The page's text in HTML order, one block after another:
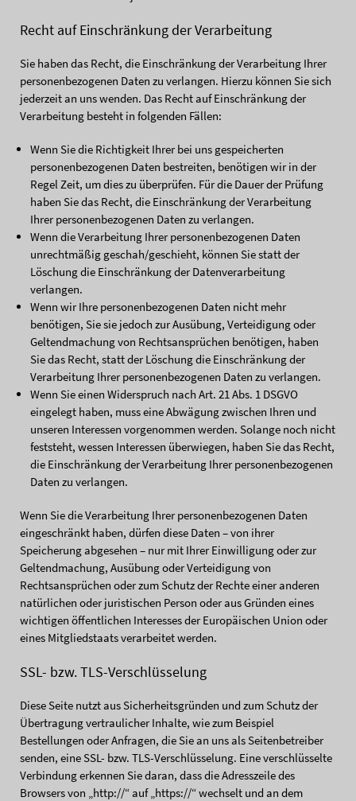
Recht auf Einschränkung der Verarbeitung
Sie haben das Recht, die Einschränkung der Verarbeitung Ihrer
personenbezogenen Daten zu verlangen. Hierzu können Sie sich
jederzeit an uns wenden. Das Recht auf Einschränkung der
Verarbeitung besteht in folgenden Fällen:
Wenn Sie die Richtigkeit Ihrer bei uns gespeicherten
personenbezogenen Daten bestreiten, benötigen wir in der
Regel Zeit, um dies zu überprüfen. Für die Dauer der Prüfung
haben Sie das Recht, die Einschränkung der Verarbeitung
Ihrer personenbezogenen Daten zu verlangen.
Wenn die Verarbeitung Ihrer personenbezogenen Daten
unrechtmäßig geschah/geschieht, können Sie statt der
Löschung die Einschränkung der Datenverarbeitung
verlangen.
Wenn wir Ihre personenbezogenen Daten nicht mehr
benötigen, Sie sie jedoch zur Ausübung, Verteidigung oder
Geltendmachung von Rechtsansprüchen benötigen, haben
Sie das Recht, statt der Löschung die Einschränkung der
Verarbeitung Ihrer personenbezogenen Daten zu verlangen.
Wenn Sie einen Widerspruch nach Art. 21 Abs. 1 DSGVO
eingelegt haben, muss eine Abwägung zwischen Ihren und
unseren Interessen vorgenommen werden. Solange noch nicht
feststeht, wessen Interessen überwiegen, haben Sie das Recht,
die Einschränkung der Verarbeitung Ihrer personenbezogenen
Daten zu verlangen.
Wenn Sie die Verarbeitung Ihrer personenbezogenen Daten
eingeschränkt haben, dürfen diese Daten – von ihrer
Speicherung abgesehen – nur mit Ihrer Einwilligung oder zur
Geltendmachung, Ausübung oder Verteidigung von
Rechtsansprüchen oder zum Schutz der Rechte einer anderen
natürlichen oder juristischen Person oder aus Gründen eines
wichtigen öffentlichen Interesses der Europäischen Union oder
eines Mitgliedstaats verarbeitet werden.
SSL- bzw. TLS-Verschlüsselung
Diese Seite nutzt aus Sicherheitsgründen und zum Schutz der
Übertragung vertraulicher Inhalte, wie zum Beispiel
Bestellungen oder Anfragen, die Sie an uns als Seitenbetreiber
senden, eine SSL- bzw. TLS-Verschlüsselung. Eine verschlüsselte
Verbindung erkennen Sie daran, dass die Adresszeile des
Browsers von „http://“ auf „https://“ wechselt und an dem